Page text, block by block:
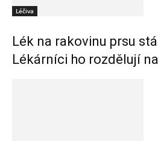
Léčiva
Lék na rakovinu prsu
Lékárníci ho rozdělují